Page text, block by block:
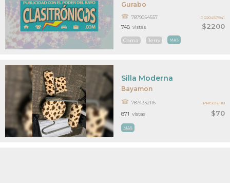
Gurabo
$2200
7879054557
Cama Jerry MAS
748 vistas
PR20457941
Bayamon
$70
Silla Moderna
7874332116
MAS
871 vistas
PR15016118